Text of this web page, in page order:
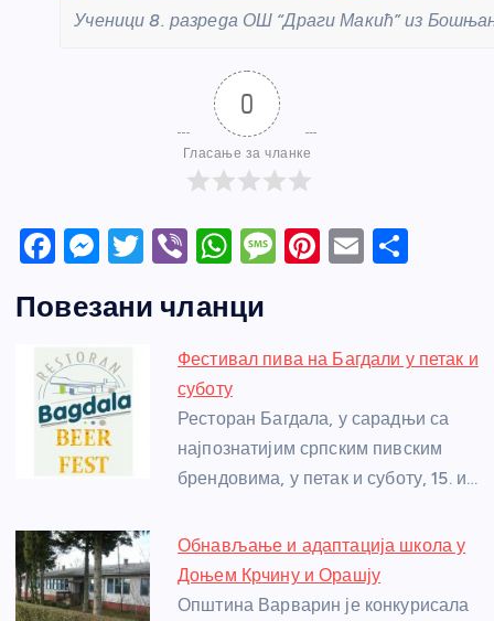
Ученици 8. разреда ОШ “Драги Макић” из
0
Гласање за чланке
F
c
e
b
o
o
M
ss
e
n
g
er
T
itt
Vi
er
W
at
s
A
p
p
M
a
e
Pi
e
E
e
Повезани чланци
Фестивал пива на Багдали у петак и
суботу
Ресторан Багдала, у сарадњи са
најпознатијим српским пивским
брендовима, у петак и суботу, 15. и…
Обнављање и адаптација школа у
Доњем Крчину и Орашју
Општина Варварин је конкурисала